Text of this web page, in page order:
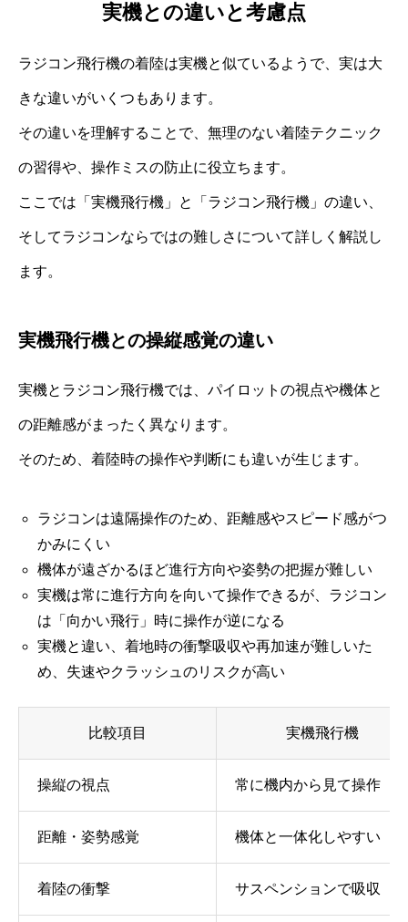
実機との違いと考慮点
ラジコン飛行機の着陸は実機と似ているようで、実は大
きな違いがいくつもあります。
その違いを理解することで、無理のない着陸テクニック
の習得や、操作ミスの防止に役立ちます。
ここでは「実機飛行機」と「ラジコン飛行機」の違い、
そしてラジコンならではの難しさについて詳しく解説し
ます。
実機飛行機との操縦感覚の違い
実機とラジコン飛行機では、パイロットの視点や機体と
の距離感がまったく異なります。
そのため、着陸時の操作や判断にも違いが生じます。
ラジコンは遠隔操作のため、距離感やスピード感がつ
かみにくい
機体が遠ざかるほど進行方向や姿勢の把握が難しい
実機は常に進行方向を向いて操作できるが、ラジコン
は「向かい飛行」時に操作が逆になる
実機と違い、着地時の衝撃吸収や再加速が難しいた
め、失速やクラッシュのリスクが高い
比較項目 実機飛行機
操縦の視点 常に機内から見て操作
距離・姿勢感覚 機体と一体化しやすい
着陸の衝撃 サスペンションで吸収